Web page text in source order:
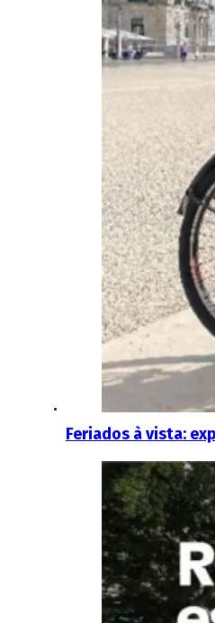
Feriados à vista: